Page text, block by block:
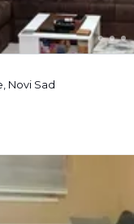
Novi Sad